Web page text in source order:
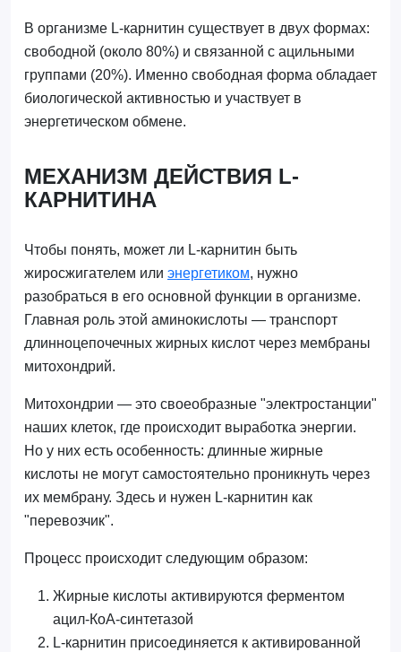
В организме L-карнитин существует в двух формах:
свободной (около 80%) и связанной с ацильными
группами (20%). Именно свободная форма обладает
биологической активностью и участвует в
энергетическом обмене.
МЕХАНИЗМ ДЕЙСТВИЯ L-
КАРНИТИНА
Чтобы понять, может ли L-карнитин быть
жиросжигателем или энергетиком, нужно
разобраться в его основной функции в организме.
Главная роль этой аминокислоты — транспорт
длинноцепочечных жирных кислот через мембраны
митохондрий.
Митохондрии — это своеобразные "электростанции"
наших клеток, где происходит выработка энергии.
Но у них есть особенность: длинные жирные
кислоты не могут самостоятельно проникнуть через
их мембрану. Здесь и нужен L-карнитин как
"перевозчик".
Процесс происходит следующим образом:
Жирные кислоты активируются ферментом
ацил-КоА-синтетазой
L-карнитин присоединяется к активированной